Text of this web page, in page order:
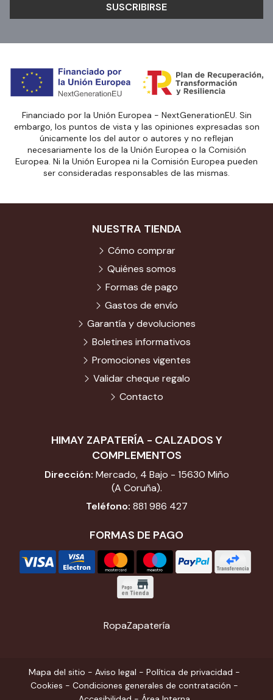
SUSCRIBIRSE
Financiado por la Unión Europea - NextGenerationEU. Sin
embargo, los puntos de vista y las opiniones expresadas son
únicamente los del autor o autores y no reflejan
necesariamente los de la Unión Europea o la Comisión
Europea. Ni la Unión Europea ni la Comisión Europea pueden
ser consideradas responsables de las mismas.
HIMAY ZAPATERÍA - CALZADOS Y
COMPLEMENTOS
Dirección: Mercado, 4 Bajo - 15630 Miño
(A Coruña).
Teléfono: 881 986 427
FORMAS DE PAGO
NUESTRA TIENDA
Cómo comprar
Quiénes somos
Formas de pago
Gastos de envío
Garantía y devoluciones
Boletines informativos
Promociones vigentes
Validar cheque regalo
Contacto
RopaZapatería
Mapa del sitio - Aviso legal - Política de privacidad -
Cookies - Condiciones generales de contratación -